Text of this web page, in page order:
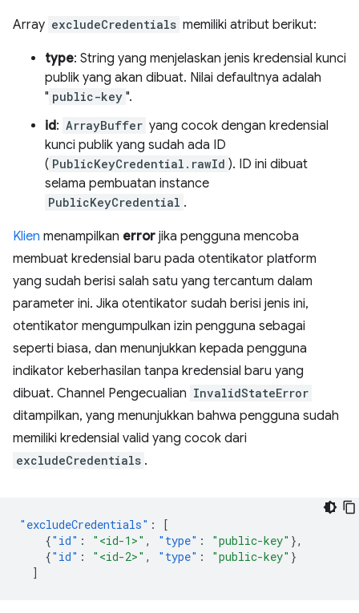
Array excludeCredentials memiliki atribut berikut:
type: String yang menjelaskan jenis kredensial kunci
publik yang akan dibuat. Nilai defaultnya adalah
" public-key ".
id: ArrayBuffer yang cocok dengan kredensial
kunci publik yang sudah ada ID
( PublicKeyCredential.rawId ). ID ini dibuat
selama pembuatan instance
PublicKeyCredential .
Klien menampilkan error jika pengguna mencoba
membuat kredensial baru pada otentikator platform
yang sudah berisi salah satu yang tercantum dalam
parameter ini. Jika otentikator sudah berisi jenis ini,
otentikator mengumpulkan izin pengguna sebagai
seperti biasa, dan menunjukkan kepada pengguna
indikator keberhasilan tanpa kredensial baru yang
dibuat. Channel Pengecualian InvalidStateError
ditampilkan, yang menunjukkan bahwa pengguna sudah
memiliki kredensial valid yang cocok dari
excludeCredentials .
"excludeCredentials" :
[
{"id" : "<id-1>" , "type" : "public-key" },
{"id" : "<id-2>" , "type" : "public-key" }
]